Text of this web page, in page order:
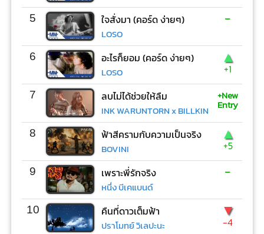
5 ใจสั่งมา (คอร์ด ง่ายๆ)
LOSO
-
6 อะไรก็ยอม (คอร์ด ง่ายๆ)
LOSO
▲
+1
7 ลบไม่ได้ช่วยให้ลืม
INK WARUNTORN x BILLKIN
+New
Entry
8 ฟ้าสีครามกับความเป็นจริง
BOVINI
▲
+5
9 เพราะพี่รักจริง
หนึ่ง บีเคแบนด์
-
10 คืนที่ดาวเต็มฟ้า
ปราโมทย์ วิเลปะนะ
▼
-4